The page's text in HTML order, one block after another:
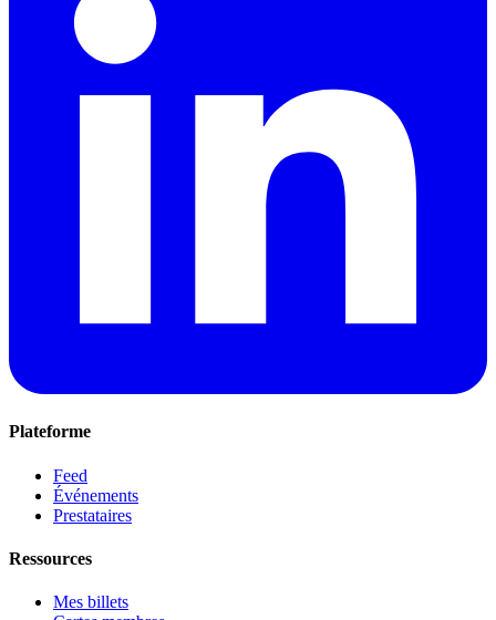
Plateforme
Feed
Événements
Prestataires
Ressources
Mes billets